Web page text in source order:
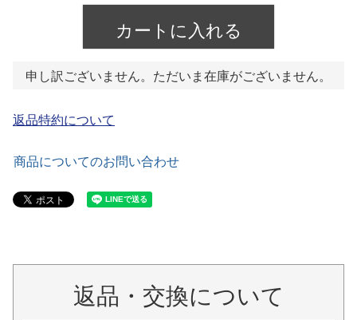
カートに入れる
申し訳ございません。ただいま在庫がございません。
返品特約について
商品についてのお問い合わせ
返品・交換について